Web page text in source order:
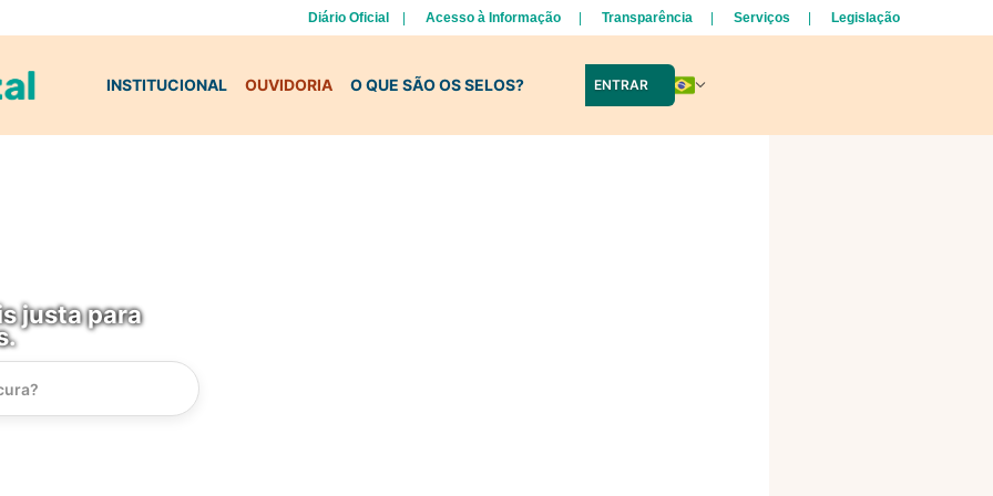
Diário Oficial Acesso à Informação Transparência Serviços Legislação
INSTITUCIONAL OUVIDORIA O QUE SÃO OS SELOS? ENTRAR
justa para